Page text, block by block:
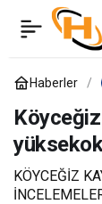
Haberler
KÖYCEĞİZ
Nobel ödüllü
Sancar’dan
teşekkürü